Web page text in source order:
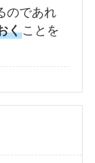
のであれ
くことを